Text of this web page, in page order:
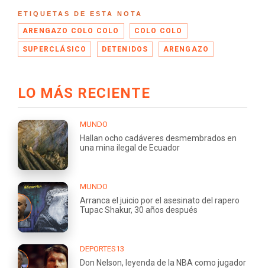
ETIQUETAS DE ESTA NOTA
ARENGAZO COLO COLO COLO COLO
SUPERCLÁSICO DETENIDOS ARENGAZO
LO MÁS RECIENTE
MUNDO
Hallan ocho cadáveres desmembrados en
una mina ilegal de Ecuador
MUNDO
Arranca el juicio por el asesinato del rapero
Tupac Shakur, 30 años después
DEPORTES13
Don Nelson, leyenda de la NBA como jugador